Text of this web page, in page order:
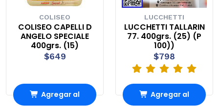
COLISEO
COLISEO CAPELLI D
ANGELO SPECIALE
400grs. (15)
$649
Agregar al
LUCCHETTI
LUCCHETTI TALLARIN
77. 400grs. (25) (P
100))
$798
Agregar al